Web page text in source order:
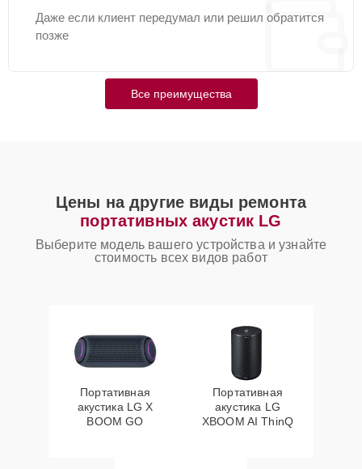
Даже если клиент передумал или решил обратится
позже
Все преимущества
Цены на другие виды ремонта
портативных акустик LG
Выберите модель вашего устройства и узнайте
стоимость всех видов работ
Портативная
акустика LG X
BOOM GO
Портативная
акустика LG
XBOOM AI ThinQ